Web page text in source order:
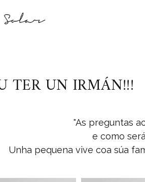
TER UN IRMÁN!!!
"As preguntas
e como
Unha pequena vive coa súa